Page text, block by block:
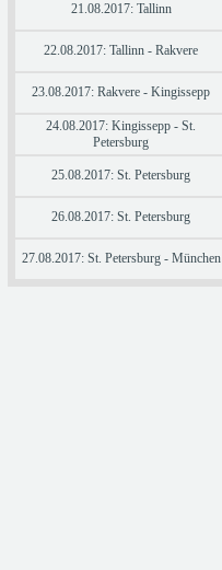
21.08.2017: Tallinn
22.08.2017: Tallinn - Rakvere
23.08.2017: Rakvere - Kingissepp
24.08.2017: Kingissepp - St.
Petersburg
25.08.2017: St. Petersburg
26.08.2017: St. Petersburg
27.08.2017: St. Petersburg - München